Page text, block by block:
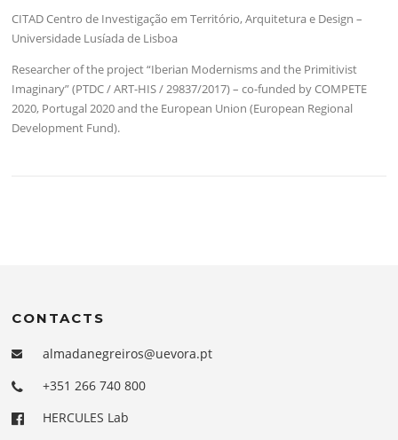
CITAD Centro de Investigação em Território, Arquitetura e Design –
Universidade Lusíada de Lisboa
Researcher of the project “Iberian Modernisms and the Primitivist
Imaginary” (PTDC / ART-HIS / 29837/2017) – co-funded by COMPETE
2020, Portugal 2020 and the European Union (European Regional
Development Fund).
CONTACTS
almadanegreiros@uevora.pt
+351 266 740 800
HERCULES Lab